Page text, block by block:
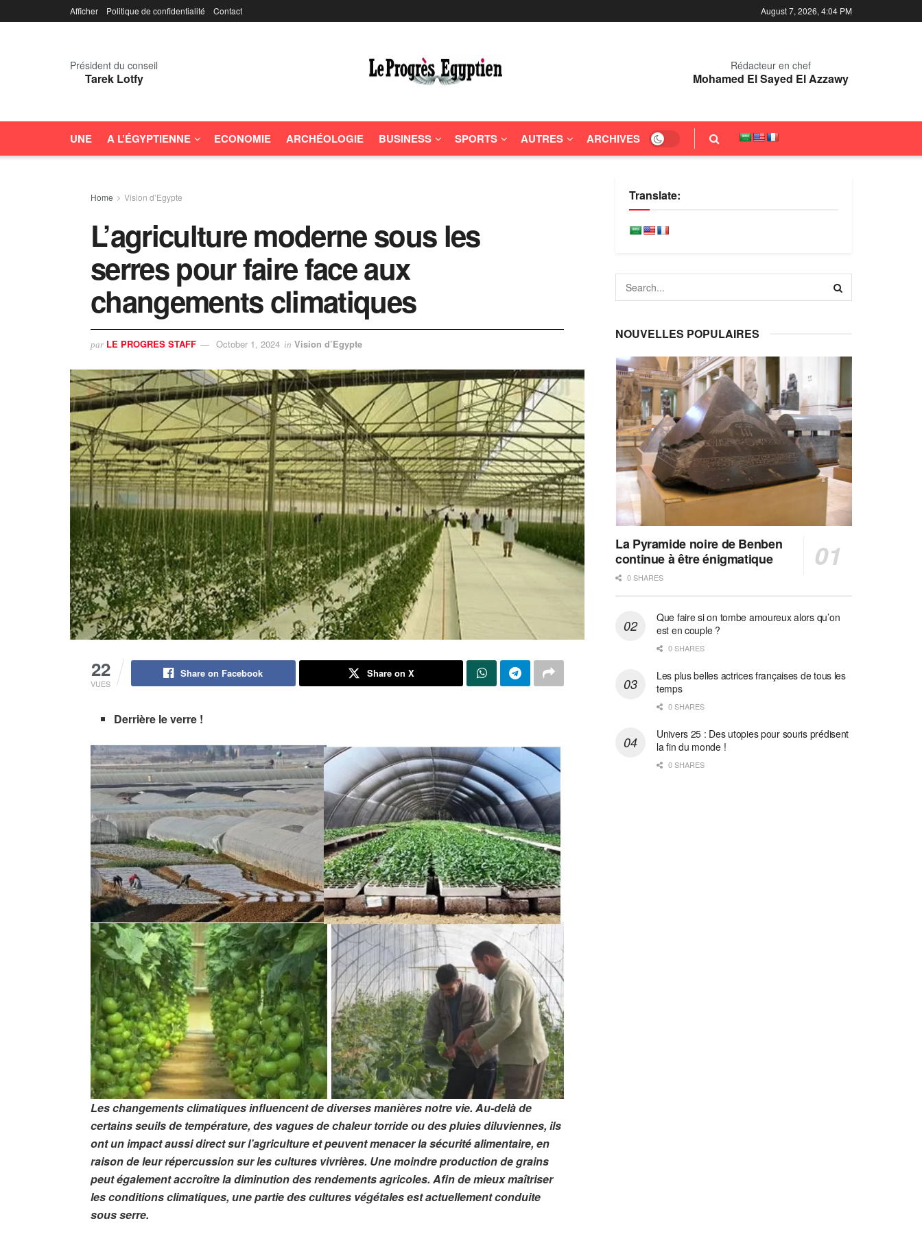
Afficher Politique de confidentialité Contact August 7, 2026, 4:04 PM
Président du conseil
Tarek Lotfy
Rédacteur en chef
Mohamed El Sayed El Azzawy
UNE A L’ÉGYPTIENNE ECONOMIE ARCHÉOLOGIE BUSINESS SPORTS AUTRES ARCHIVES
Home Vision d’Egypte
L’agriculture moderne sous les
serres pour faire face aux
changements climatiques
par LE PROGRES STAFF October 1, 2024 in Vision d’Egypte
22
VUES
Share on Facebook Share on X
Derrière le verre !
Les changements climatiques influencent de diverses manières notre vie. Au-delà de
certains seuils de température, des vagues de chaleur torride ou des pluies diluviennes, ils
ont un impact aussi direct sur l’agriculture et peuvent menacer la sécurité alimentaire, en
raison de leur répercussion sur les cultures vivrières. Une moindre production de grains
peut également accroître la diminution des rendements agricoles. Afin de mieux maîtriser
les conditions climatiques, une partie des cultures végétales est actuellement conduite
sous serre.
Translate:
NOUVELLES POPULAIRES
La Pyramide noire de Benben
continue à être énigmatique
0 SHARES
Que faire si on tombe amoureux alors qu’on
est en couple ?
0 SHARES
Les plus belles actrices françaises de tous les
temps
0 SHARES
Univers 25 : Des utopies pour souris prédisent
la fin du monde !
0 SHARES